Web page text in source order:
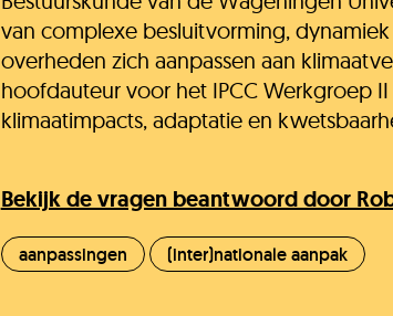
van complexe besluitvorming,
overheden zich aanpassen aan
hoofdauteur voor het IPCC Werkgroep
klimaatimpacts, adaptatie en
Bekijk de vragen beantwoord door
aanpassingen (inter)nationale aanpak